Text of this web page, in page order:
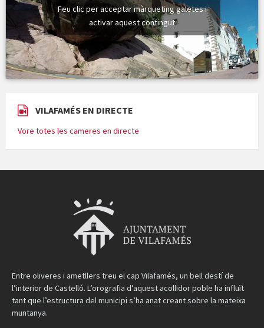
Feu clic per acceptar màrqueting galetes i
activar aquest contingut
VILAFAMÉS EN DIRECTE
Vore totes les cameres en directe
Entre oliveres i ametllers treu el cap Vilafamés, un bell destí de
l’interior de Castelló. L’orografia d’aquest acollidor poble ha influït
tant que l’estructura del municipi s’ha anat creant sobre la mateixa
muntanya.